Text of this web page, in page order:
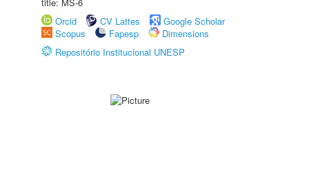
Orcid
CV Lattes
Google Scholar
Scopus
Fapesp
Dimensions
Repositório Institucional UNESP